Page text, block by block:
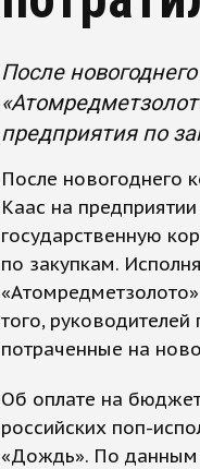
После
предприятия по
После новогоднего
Каас на
государственную
по закупкам.
того,
потраченные на
Об оплате на
российских поп-
«Дождь». По данным